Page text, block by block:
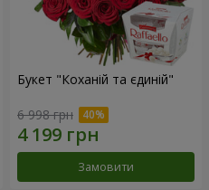
Букет "Коханій та єдиній"
6 998 грн
Замовити